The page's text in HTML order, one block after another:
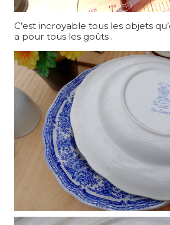
C’est incroyable tous les objets
a pour tous les goûts .